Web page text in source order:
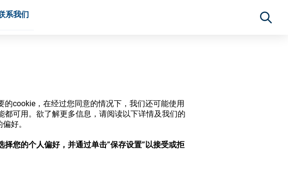
cookie，在经过您同意的情况下，我们还可能使用
可用。欲了解更多信息，请阅读以下详情及我们的
好。
您的个人偏好，并通过单击”保存设置”以接受或拒
系我们
材